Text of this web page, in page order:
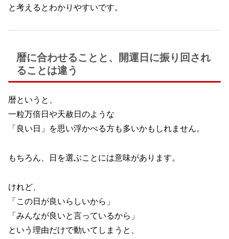
と考えるとわかりやすいです。
暦に合わせることと、開運日に振り回され
ることは違う
暦というと、
一粒万倍日や天赦日のような
「良い日」を思い浮かべる方も多いかもしれません。
もちろん、日を選ぶことには意味があります。
けれど、
「この日が良いらしいから」
「みんなが良いと言っているから」
という理由だけで動いてしまうと、